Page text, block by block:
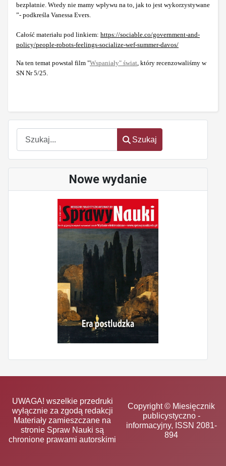
Szukaj
Szukaj
Nowe wydanie
bezpłatnie. Wtedy nie mamy wpływu na to, jak to jest wykorzystywane
”- podkreśla Vanessa Evers.
Całość materiału pod linkiem: https://sociable.co/government-and-
policy/people-robots-feelings-socialize-wef-summer-davos/
Na ten temat powstał film "Wspaniały" świat , który recenzowaliśmy w
SN Nr 5/25.
UWAGA! wszelkie przedruki
wyłącznie za zgodą redakcji
Materiały zamieszczane na
stronie Spraw Nauki są
chronione prawami autorskimi
Copyright © Miesięcznik
publicystyczno -
informacyjny, ISSN 2081-
894